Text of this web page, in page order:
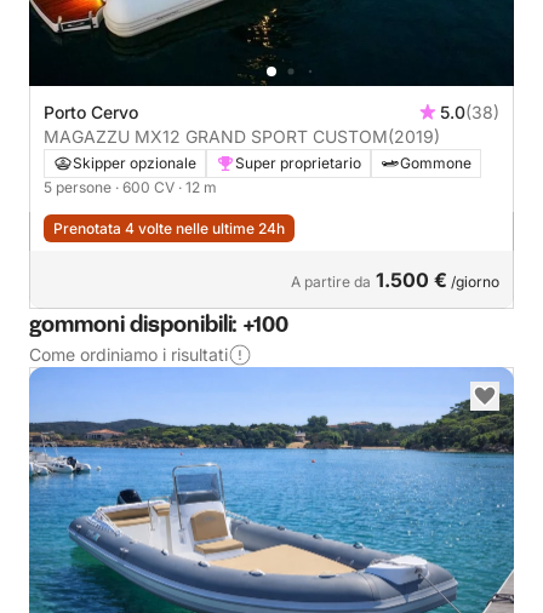
Porto Cervo 5.0(38)
MAGAZZU MX12 GRAND SPORT CUSTOM(2019)
Skipper opzionale Super proprietario
Gommone
5 persone · 600 CV · 12 m
Prenotata 4 volte nelle ultime 24h
A partire da 1.500 € /giorno
gommoni disponibili: +100
Come ordiniamo i risultati